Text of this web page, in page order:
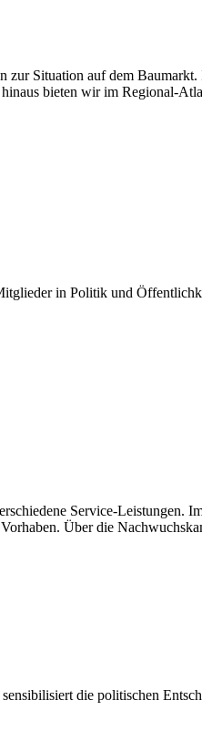
zur Situation auf dem
bieten wir im Regional-
in Politik und
Service-Leistungen.
Über die
die politischen